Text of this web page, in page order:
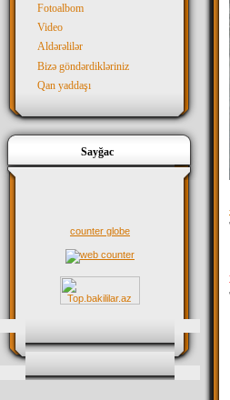
Fotoalbom
Video
Aldərəlilər
Bizə göndərdikləriniz
Qan yaddaşı
Sayğac
counter globe